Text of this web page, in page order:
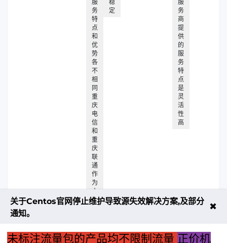
服
务
特
点
和
优
势
各
不
相
同
重
庆
电
信
和
重
庆
联
通
作
为
本
地
电
稳
定
服
务
商
提
供
的
服
务
特
点
是
灵
活
性
高
关于Centos官网停止维护导致源失效解决方案,及部分
通知。
✖
未标注流量包的产品均不限制流量 正价机